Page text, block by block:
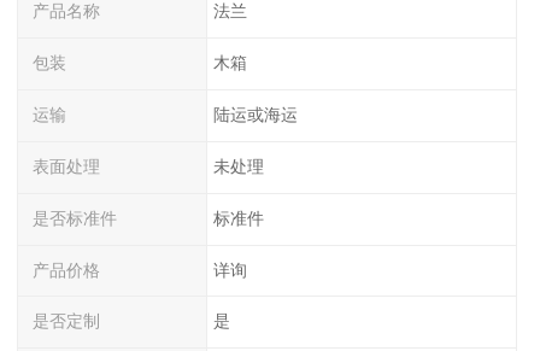
产品名称 法兰
包装 木箱
运输 陆运或海运
表面处理 未处理
是否标准件 标准件
产品价格 详询
是否定制 是